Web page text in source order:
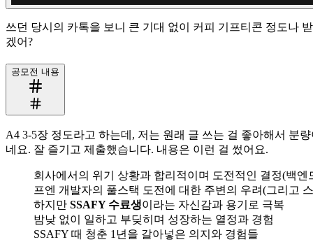
쓰던 당시의 카톡을 보니 큰 기대 없이 커피 기프티콘 정도나
겠어?
공모전 내용
A4 3-5장 정도라고 하는데, 저는 원래 글 쓰는 걸 좋아해서 분
네요. 잘 즐기고 제출했습니다. 내용은 이런 걸 썼어요.
회사에서의 위기 상황과 합리적이며 도전적인 결정(백
프엔 개발자의 풀스택 도전에 대한 주변의 우려(그리고
하지만 SSAFY 수료생이라는 자신감과 용기로 극복
밤낮 없이 일하고 부딪히며 성장하는 열정과 경험
SSAFY 때 청춘 1년을 갈아넣은 의지와 경험들